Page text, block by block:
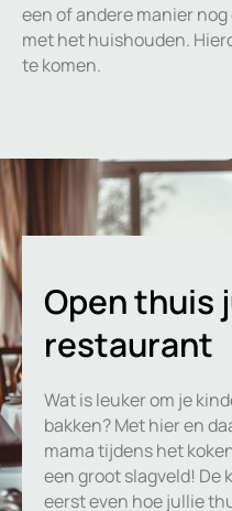
een of andere manier
met het huishouden.
te komen.
Open thuis
restaurant
Wat is leuker om je
bakken? Met hier en
mama tijdens het
een groot slagveld! De
eerst even hoe jullie